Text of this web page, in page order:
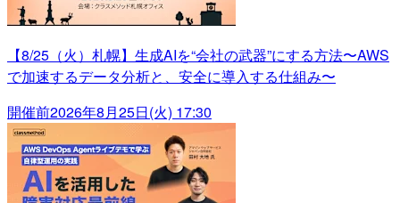
【8/25（火）札幌】生成AIを“会社の武器”にする方法〜AWS
で加速するデータ分析と、安全に導入する仕組み〜
開催前2026年8月25日(火) 17:30